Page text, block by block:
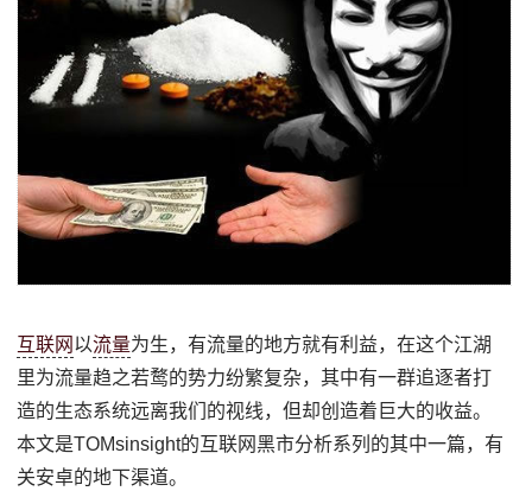
互联网 以流量为生，有流量的地方就有利益，在这个江湖
里为流量趋之若鹜的势力纷繁复杂，其中有一群追逐者打
造的生态系统远离我们的视线，但却创造着巨大的收益。
本文是TOMsinsight的互联网黑市分析系列的其中一篇，有
关安卓的地下渠道。